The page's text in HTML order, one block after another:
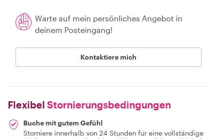
Warte auf mein persönliches Angebot in
deinem Posteingang!
Kontaktiere mich
Flexibel Stornierungsbedingungen
Buche mit gutem Gefühl
Storniere innerhalb von 24 Stunden für eine vollständige